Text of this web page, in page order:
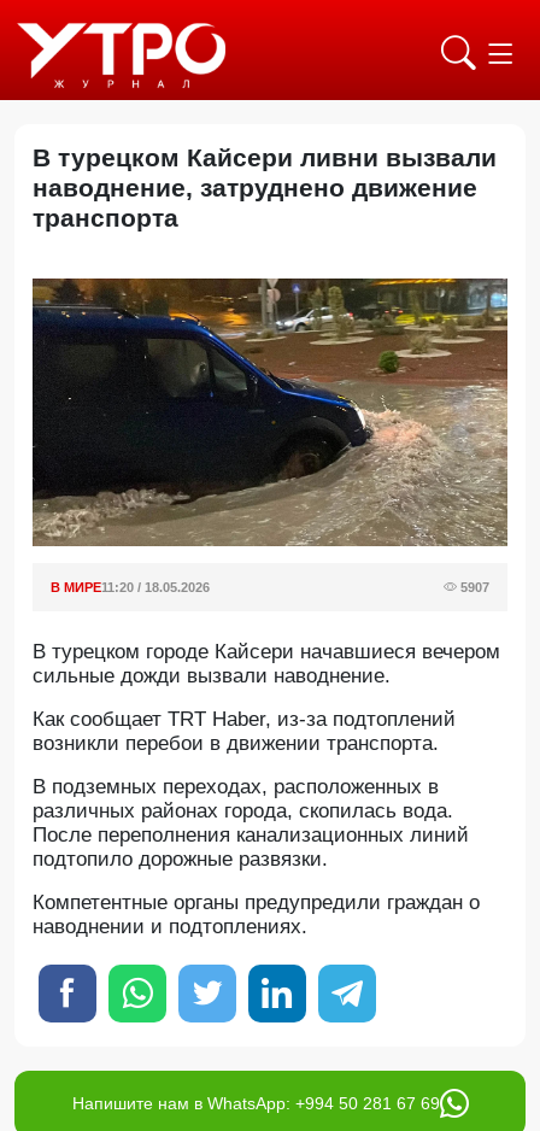
В турецком Кайсери ливни вызвали
наводнение, затруднено движение
транспорта
В МИРЕ11:20 / 18.05.2026 5907
В турецком городе Кайсери начавшиеся вечером
сильные дожди вызвали наводнение.
Как сообщает TRT Haber, из-за подтоплений
возникли перебои в движении транспорта.
В подземных переходах, расположенных в
различных районах города, скопилась вода.
После переполнения канализационных линий
подтопило дорожные развязки.
Компетентные органы предупредили граждан о
наводнении и подтоплениях.
Напишите нам в WhatsApp: +994 50 281 67 69